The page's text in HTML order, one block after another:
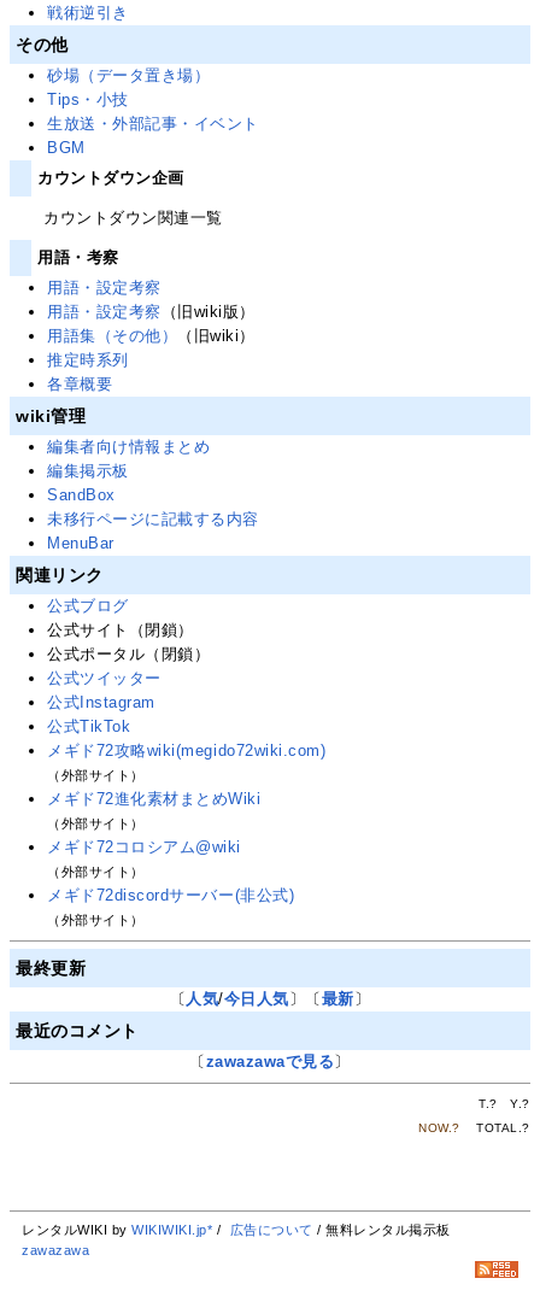
戦術逆引き
その他
砂場（データ置き場）
Tips・小技
生放送・外部記事・イベント
BGM
カウントダウン企画
カウントダウン関連一覧
用語・考察
用語・設定考察
用語・設定考察
（旧wiki版）
用語集（その他）
（旧wiki）
推定時系列
各章概要
wiki管理
編集者向け情報まとめ
編集掲示板
SandBox
未移行ページに記載する内容
MenuBar
関連リンク
公式ブログ
公式サイト（閉鎖）
公式ポータル（閉鎖）
公式ツイッター
公式Instagram
公式TikTok
メギド72攻略wiki(megido72wiki.com)
（外部サイト）
メギド72進化素材まとめWiki
（外部サイト）
メギド72コロシアム@wiki
（外部サイト）
メギド72discordサーバー(非公式)
（外部サイト）
最終更新
〔 人気/今日人気 〕〔 最新 〕
最近のコメント
〔 zawazawaで見る 〕
T.? Y.?
NOW.? TOTAL.?
レンタルWIKI byWIKIWIKI.jp* / 広告について / 無料レンタル掲示板
zawazawa